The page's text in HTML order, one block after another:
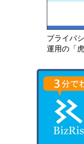
プライバ
運用の「虎